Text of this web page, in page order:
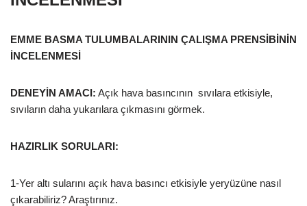
EMME BASMA TULUMBALARININ ÇALIŞMA PRENSİBİNİN
İNCELENMESİ
DENEYİN AMACI: Açık hava basıncının sıvılara etkisiyle,
sıvıların daha yukarılara çıkmasını görmek.
HAZIRLIK SORULARI:
1-Yer altı sularını açık hava basıncı etkisiyle yeryüzüne nasıl
çıkarabiliriz? Araştırınız.